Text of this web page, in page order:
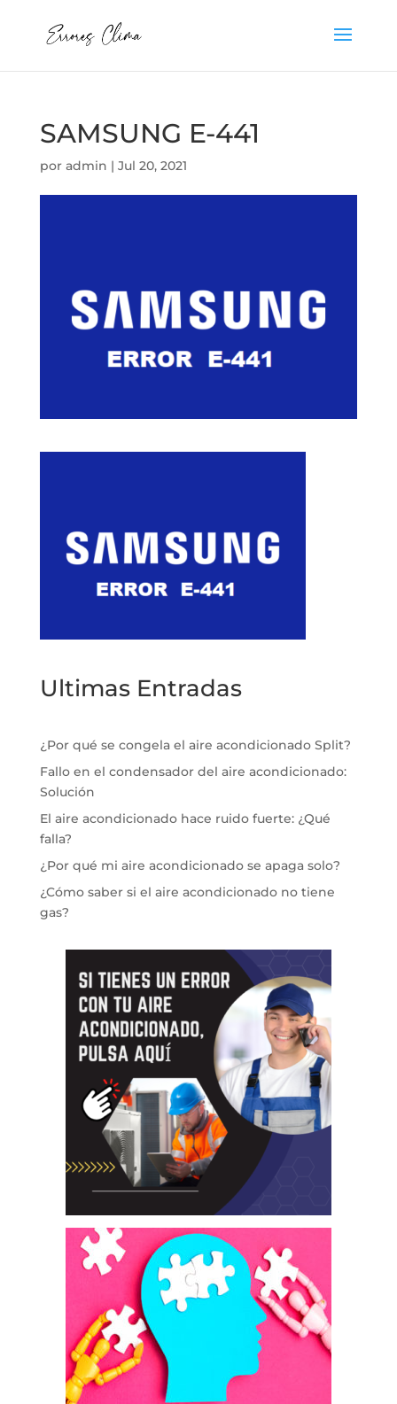
SAMSUNG E-441
por admin | Jul 20, 2021
Ultimas Entradas
¿Por qué se congela el aire acondicionado Split?
Fallo en el condensador del aire acondicionado:
Solución
El aire acondicionado hace ruido fuerte: ¿Qué
falla?
¿Por qué mi aire acondicionado se apaga solo?
¿Cómo saber si el aire acondicionado no tiene
gas?